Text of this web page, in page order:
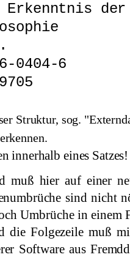
Erkenntnis
Struktur, sog.
innerhalb eines Satzes!
muß hier auf einer
sind nicht
Umbrüche in einem
die Folgezeile muß
Soft­ware aus